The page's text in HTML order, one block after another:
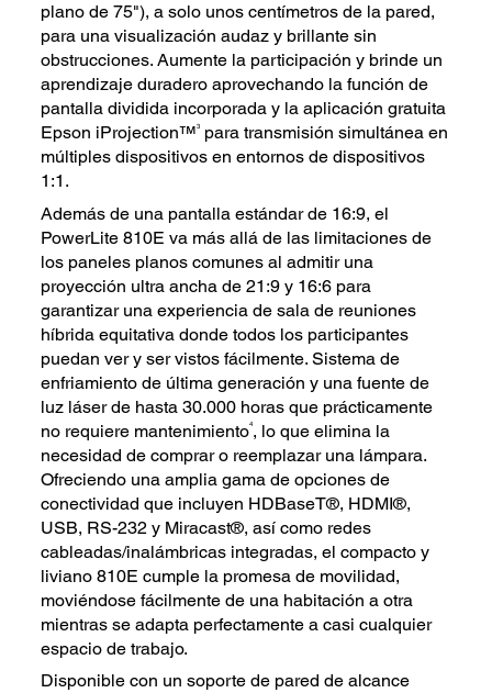
plano de 75"), a solo unos centímetros de la pared,
para una visualización audaz y brillante sin
obstrucciones. Aumente la participación y brinde un
aprendizaje duradero aprovechando la función de
pantalla dividida incorporada y la aplicación gratuita
Epson iProjection™3
para transmisión simultánea en
múltiples dispositivos en entornos de dispositivos
1:1.
Además de una pantalla estándar de 16:9, el
PowerLite 810E va más allá de las limitaciones de
los paneles planos comunes al admitir una
proyección ultra ancha de 21:9 y 16:6 para
garantizar una experiencia de sala de reuniones
híbrida equitativa donde todos los participantes
puedan ver y ser vistos fácilmente. Sistema de
enfriamiento de última generación y una fuente de
luz láser de hasta 30.000 horas que prácticamente
no requiere mantenimiento4, lo que elimina la
necesidad de comprar o reemplazar una lámpara.
Ofreciendo una amplia gama de opciones de
conectividad que incluyen HDBaseT®, HDMI®,
USB, RS-232 y Miracast®, así como redes
cableadas/inalámbricas integradas, el compacto y
liviano 810E cumple la promesa de movilidad,
moviéndose fácilmente de una habitación a otra
mientras se adapta perfectamente a casi cualquier
espacio de trabajo.
Disponible con un soporte de pared de alcance